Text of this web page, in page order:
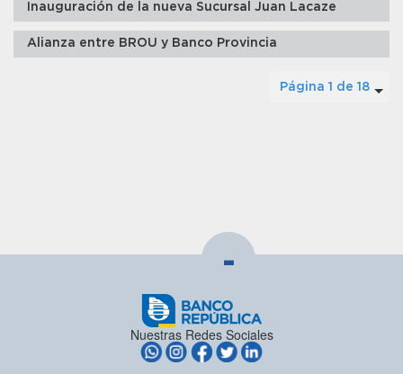
Inauguración de la nueva Sucursal Juan Lacaze
Alianza entre BROU y Banco Provincia
Página 1 de 18
-
Nuestras Redes Sociales